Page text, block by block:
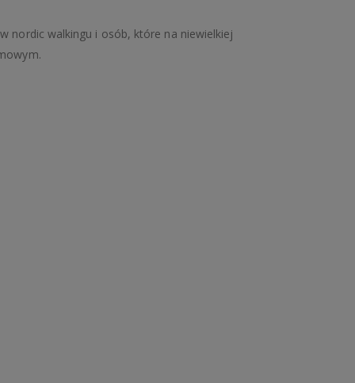
nordic walkingu i osób, które na niewielkiej